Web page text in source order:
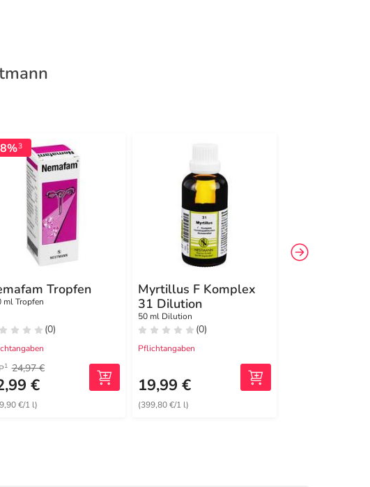
3
Tropfen
ml Tropfen
(0)
1 24,97 €
€
€/1 l)
Myrtillus F Komplex
31 Dilution
50 ml Dilution
(0)
Pflichtangaben
19,99 €
(399,80 €/1 l)